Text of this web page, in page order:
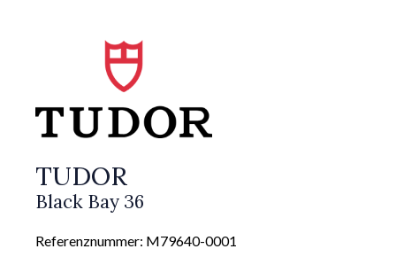
TUDOR
Black Bay 36
Referenznummer: M79640-0001